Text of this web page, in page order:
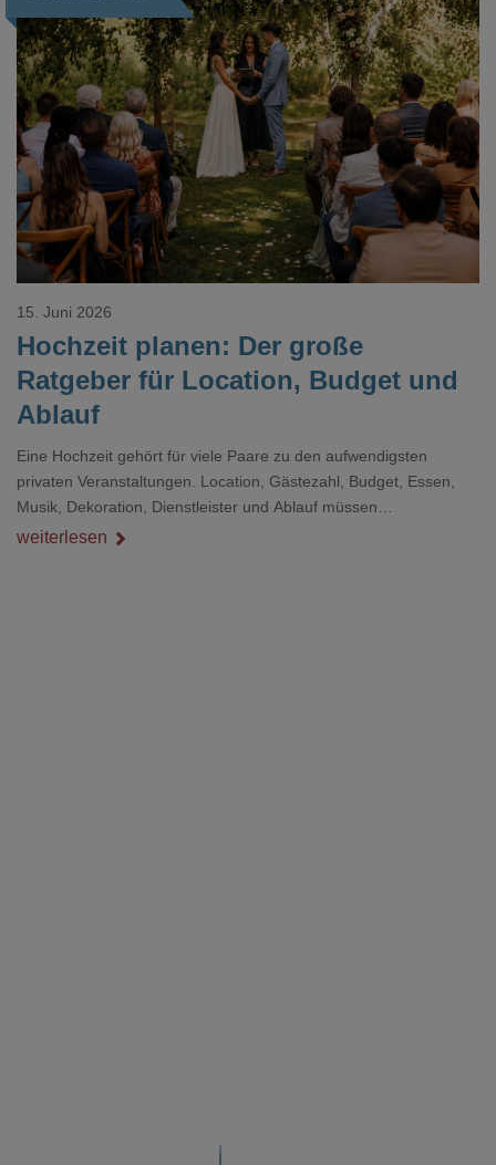
Loading...
Hochzeit planen: Der große
Ratgeber für Location, Budget und
Ablauf
15. Juni 2026
Eine Hochzeit gehört für viele Paare zu den aufwendigsten
privaten Veranstaltungen. Location, Gästezahl, Budget, Essen,
Musik, Dekoration, Dienstleister und Ablauf müssen
zusammenpassen, damit der Tag gut organisiert ist und trotzdem
weiterlesen